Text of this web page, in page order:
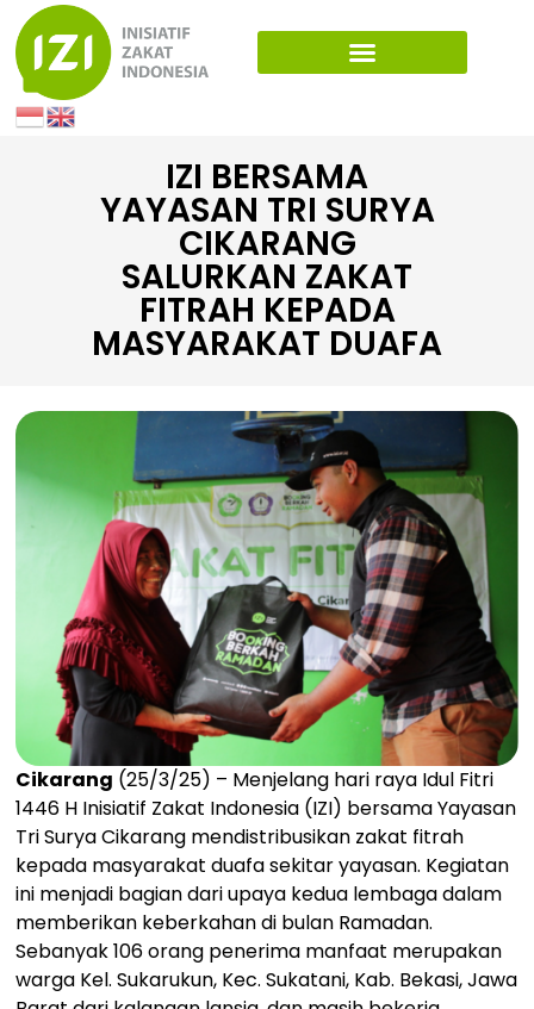
IZI BERSAMA
YAYASAN TRI SURYA
CIKARANG
SALURKAN ZAKAT
FITRAH KEPADA
MASYARAKAT DUAFA
Cikarang (25/3/25) – Menjelang hari raya Idul Fitri
1446 H Inisiatif Zakat Indonesia (IZI) bersama Yayasan
Tri Surya Cikarang mendistribusikan zakat fitrah
kepada masyarakat duafa sekitar yayasan. Kegiatan
ini menjadi bagian dari upaya kedua lembaga dalam
memberikan keberkahan di bulan Ramadan.
Sebanyak 106 orang penerima manfaat merupakan
warga Kel. Sukarukun, Kec. Sukatani, Kab. Bekasi, Jawa